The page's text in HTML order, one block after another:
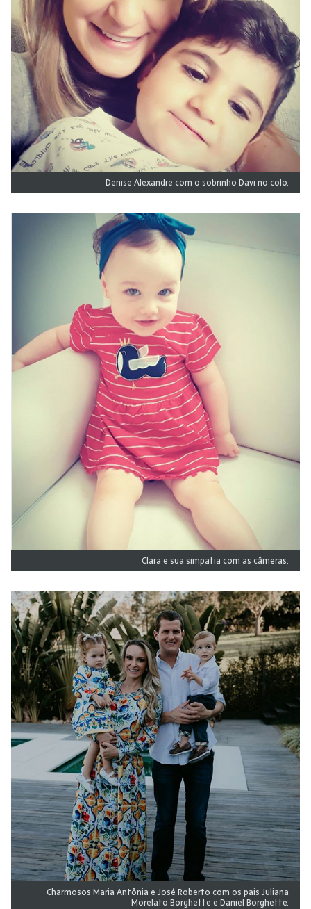
Denise Alexandre com o sobrinho Davi no colo.
Clara e sua simpatia com as câmeras.
Charmosos Maria Antônia e José Roberto com os pais Juliana
Morelato Borghette e Daniel Borghette.